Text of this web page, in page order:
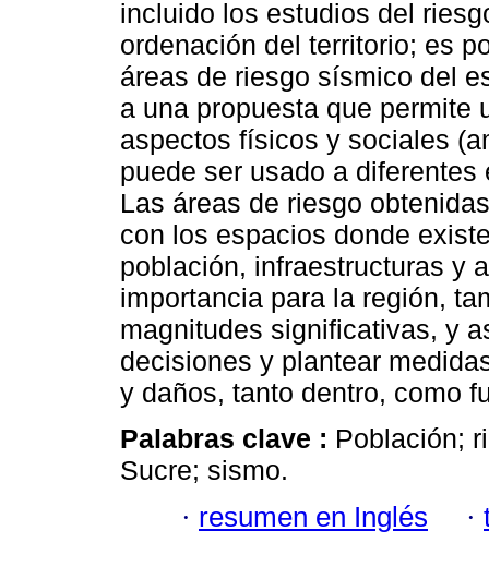
incluido los estudios del
ordenación del territorio; es
áreas de riesgo sísmico del
a una propuesta que permite
aspectos físicos y sociales
puede ser usado a
Las áreas de riesgo
con los espacios donde
población, infraestructuras y
importancia para la región,
magnitudes significativas, y
decisiones y plantear
y daños, tanto dentro, como
Palabras clave : Población;
Sucre; sismo.
· resumen en Inglés ·